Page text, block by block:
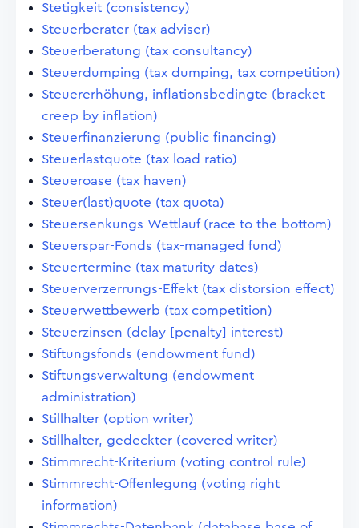
Stetigkeit (consistency)
Steuerberater (tax adviser)
Steuerberatung (tax consultancy)
Steuerdumping (tax dumping, tax competition)
Steuererhöhung, inflationsbedingte (bracket
creep by inflation)
Steuerfinanzierung (public financing)
Steuerlastquote (tax load ratio)
Steueroase (tax haven)
Steuer(last)quote (tax quota)
Steuersenkungs-Wettlauf (race to the bottom)
Steuerspar-Fonds (tax-managed fund)
Steuertermine (tax maturity dates)
Steuerverzerrungs-Effekt (tax distorsion effect)
Steuerwettbewerb (tax competition)
Steuerzinsen (delay [penalty] interest)
Stiftungsfonds (endowment fund)
Stiftungsverwaltung (endowment
administration)
Stillhalter (option writer)
Stillhalter, gedeckter (covered writer)
Stimmrecht-Kriterium (voting control rule)
Stimmrecht-Offenlegung (voting right
information)